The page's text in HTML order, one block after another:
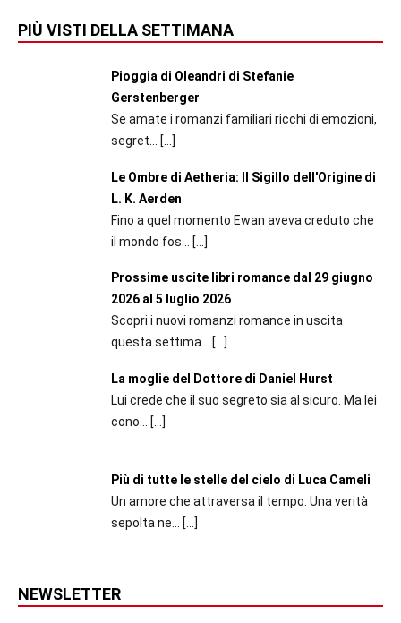
PIÙ VISTI DELLA SETTIMANA
Pioggia di Oleandri di Stefanie
Gerstenberger
Se amate i romanzi familiari ricchi di emozioni,
segret...
[…]
Le Ombre di Aetheria: Il Sigillo dell'Origine di
L. K. Aerden
Fino a quel momento Ewan aveva creduto che
il mondo fos...
[…]
Prossime uscite libri romance dal 29 giugno
2026 al 5 luglio 2026
Scopri i nuovi romanzi romance in uscita
questa settima... […]
La moglie del Dottore di Daniel Hurst
Lui crede che il suo segreto sia al sicuro. Ma lei
cono...
[…]
Più di tutte le stelle del cielo di Luca Cameli
Un amore che attraversa il tempo. Una verità
sepolta ne...
[…]
NEWSLETTER